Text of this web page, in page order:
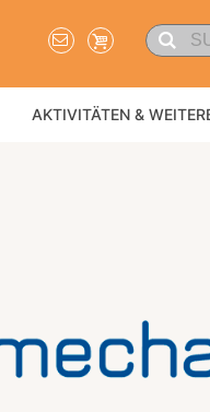
AKTIVITÄTEN &